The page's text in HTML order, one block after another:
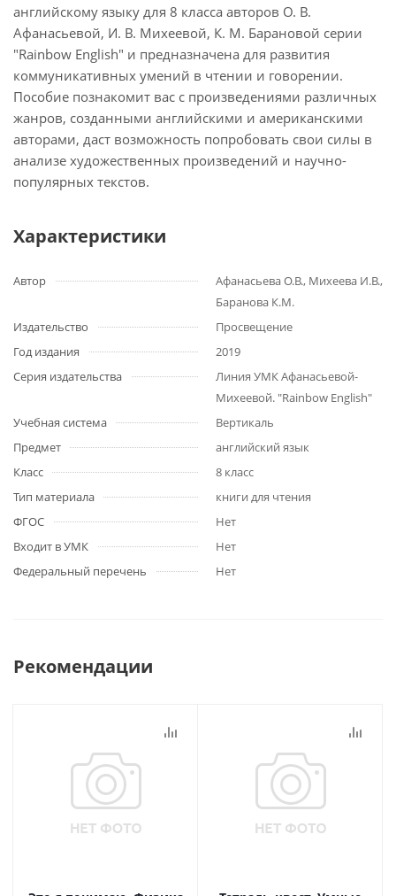
английскому языку для 8 класса авторов О. В.
Афанасьевой, И. В. Михеевой, К. М. Барановой серии
"Rainbow English" и предназначена для развития
коммуникативных умений в чтении и говорении.
Пособие познакомит вас с произведениями различных
жанров, созданными английскими и американскими
авторами, даст возможность попробовать свои силы в
анализе художественных произведений и научно-
популярных текстов.
Характеристики
Автор
Афанасьева О.В., Михеева И.В.,
Баранова К.М.
Издательство
Просвещение
Год издания
2019
Серия издательства
Линия УМК Афанасьевой-
Михеевой. "Rainbow English"
Учебная система
Вертикаль
Предмет
английский язык
Класс
8 класс
Тип материала
книги для чтения
ФГОС
Нет
Входит в УМК
Нет
Федеральный перечень
Нет
Рекомендации